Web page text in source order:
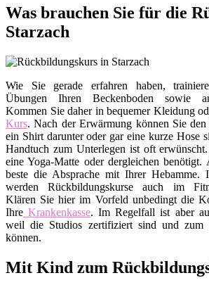
Was brauchen Sie für die
Starzach
Wie Sie gerade erfahren haben,
Übungen Ihren Beckenboden sowie
Kommen Sie daher in bequemer Kleidung
Kurs. Nach der Erwärmung können Sie
ein Shirt darunter oder gar eine kurze Hose
Handtuch zum Unterlegen ist oft
eine Yoga-Matte oder dergleichen
beste die Absprache mit Ihrer Hebamme.
werden Rückbildungskurse auch im
Klären Sie hier im Vorfeld unbedingt die
Ihre Krankenkasse. Im Regelfall ist aber
weil die Studios zertifiziert sind und zum
können.
Mit Kind zum